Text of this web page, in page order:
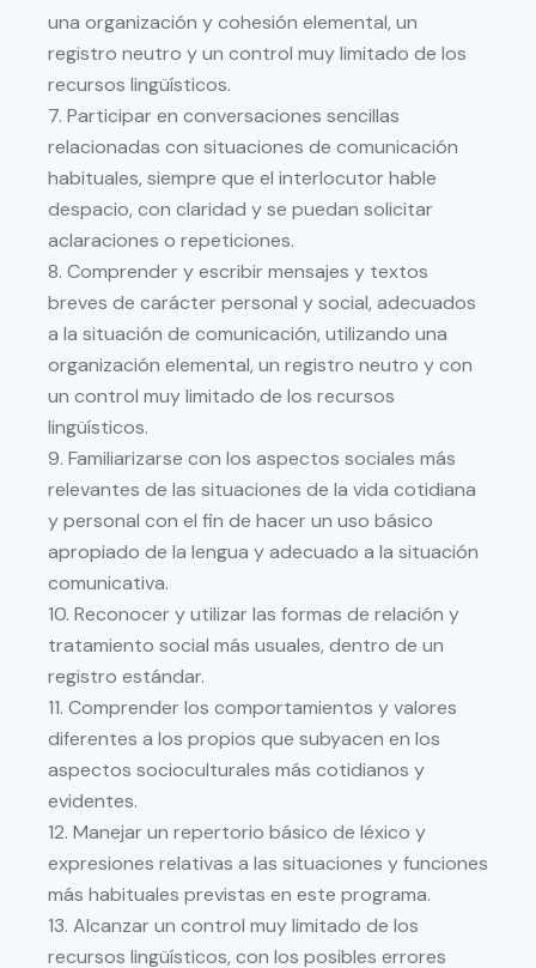
una organización y cohesión elemental, un
registro neutro yun control muy limitado de los
recursos lingüísticos.
7. Participar en conversaciones sencillas
relacionadas con situaciones de comunicación
habituales, siempre que el interlocutor hable
despacio, con claridad y se puedan solicitar
aclaraciones o repeticiones.
8. Comprender y escribir mensajes y textos
breves de carácter personal y social, adecuados
a la situación de comunicación, utilizando una
organización elemental, un registro neutro y con
un control muy limitado de los recursos
lingüísticos.
9. Familiarizarse con los aspectos sociales más
relevantes de las situaciones de la vida cotidiana
ypersonal con el fin de hacer un uso básico
apropiado de la lengua y adecuado a la situación
comunicativa.
10. Reconocer y utilizar las formas de relación y
tratamiento social más usuales, dentro de un
registro estándar.
11. Comprender los comportamientos y valores
diferentes a los propios que subyacen en los
aspectos socioculturales más cotidianos y
evidentes.
12. Manejar un repertorio básico de léxico y
expresiones relativas a las situaciones y funciones
más habituales previstas en este programa.
13. Alcanzar un control muy limitado de los
recursos lingüísticos, con los posibles errores